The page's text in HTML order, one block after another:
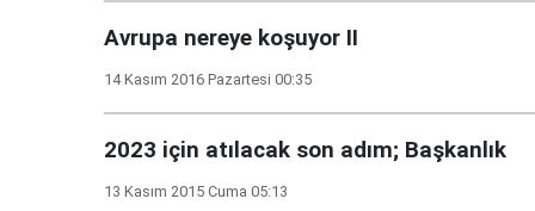
Avrupa nereye koşuyor II
14 Kasım 2016 Pazartesi 00:35
2023 için atılacak son adım; Başkanlık
13 Kasım 2015 Cuma 05:13